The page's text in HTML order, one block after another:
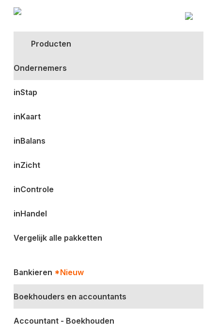
Producten
Ondernemers
inStap
inKaart
inBalans
inZicht
inControle
inHandel
Vergelijk alle pakketten
Bankieren *Nieuw
Boekhouders en accountants
Accountant - Boekhouden